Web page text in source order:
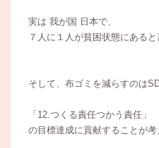
実は 我が国 日本で、
７人に１人が貧困状態にあると
そして、布ゴミを減らすのは
「12.つくる責任つかう責任」
の目標達成に貢献することが考